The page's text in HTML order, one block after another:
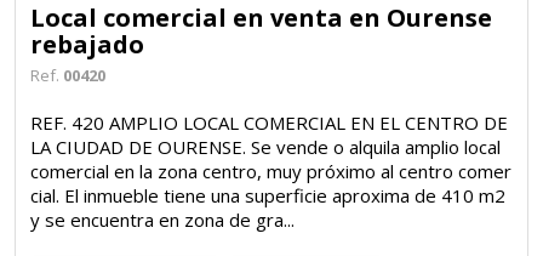
Local comercial en venta en Ourense
rebajado
Ref. 00420
REF. 420 AMPLIO LOCAL COMERCIAL EN EL CENTRO DE
LA CIUDAD DE OURENSE. Se vende o alquila amplio local
comercial en la zona centro, muy próximo al centro comer
cial. El inmueble tiene una superficie aproxima de 410 m2
y se encuentra en zona de gra...